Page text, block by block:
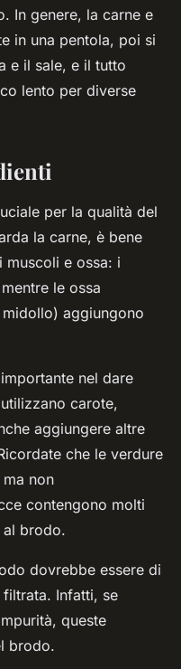
In genere, la carne e
in una pentola, poi si
e il sale, e il tutto
lento per diverse
per la qualità del
la carne, è bene
muscoli e ossa: i
le ossa
aggiungono
nel dare
carote,
aggiungere altre
che le verdure
non
contengono molti
al brodo.
dovrebbe essere di
Infatti, se
queste
brodo.